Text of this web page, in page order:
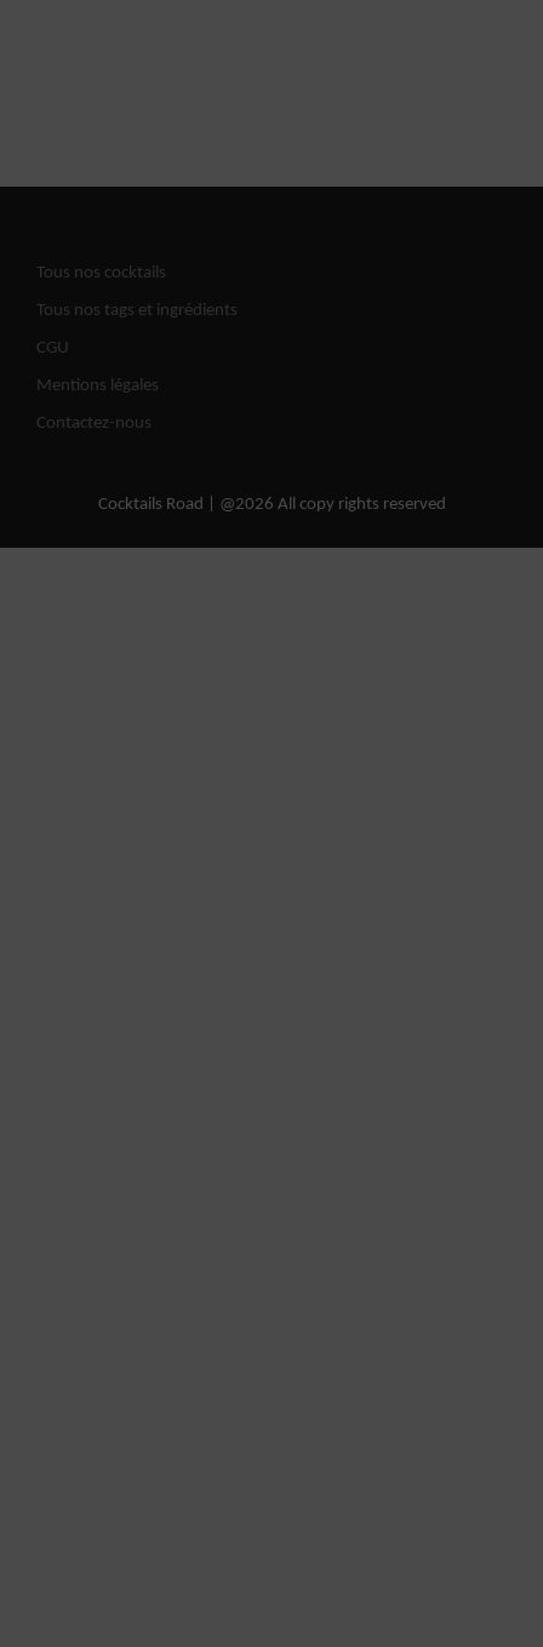
Tous nos cocktails
Tous nos tags et ingrédients
CGU
Mentions légales
Contactez-nous
Cocktails Road | @2026 All copy rights reserved